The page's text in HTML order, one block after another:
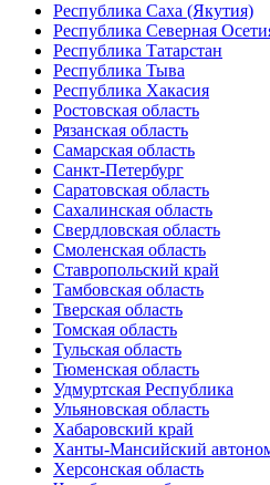
Республика Саха (Якутия)
Республика Северная
Республика Татарстан
Республика Тыва
Республика Хакасия
Ростовская область
Рязанская область
Самарская область
Санкт-Петербург
Саратовская область
Сахалинская область
Свердловская область
Смоленская область
Ставропольский край
Тамбовская область
Тверская область
Томская область
Тульская область
Тюменская область
Удмуртская Республика
Ульяновская область
Хабаровский край
Ханты-Мансийский
Херсонская область